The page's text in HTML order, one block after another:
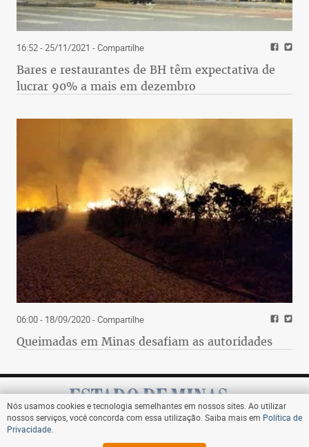
16:52 - 25/11/2021 - Compartilhe
Bares e restaurantes de BH têm expectativa de
lucrar 90% a mais em dezembro
06:00 - 18/09/2020- Compartilhe
Queimadas em Minas desafiam as autoridades
Assine
Nós usamos cookies e tecnologia semelhantes em nossos sites. Ao utilizar
nossos serviços, você concorda com essa utilização. Saiba mais em Política de
Privacidade